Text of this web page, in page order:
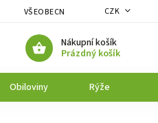
VŠEOBECNÉ OBCHODNÍ PODMÍNKY
CZK
Nákupní košík
Prázdný košík
Obiloviny Rýže